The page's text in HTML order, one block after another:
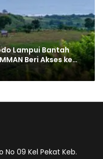
Lampui Bantah
Beri Akses ke
No 09 Kel Pekat Keb.